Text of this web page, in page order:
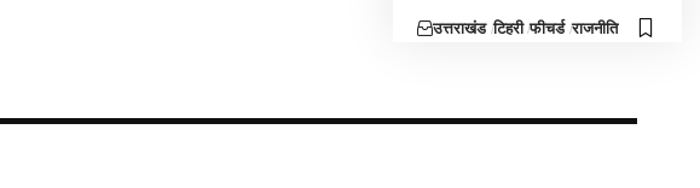
उत्तराखंड टिहरी फीचर्ड राजनीति